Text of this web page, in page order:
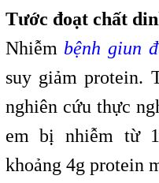
Tước đoạt chất
Nhiễm bệnh giun
suy giảm protein.
nghiên cứu thực
em bị nhiễm từ
khoảng 4g protein